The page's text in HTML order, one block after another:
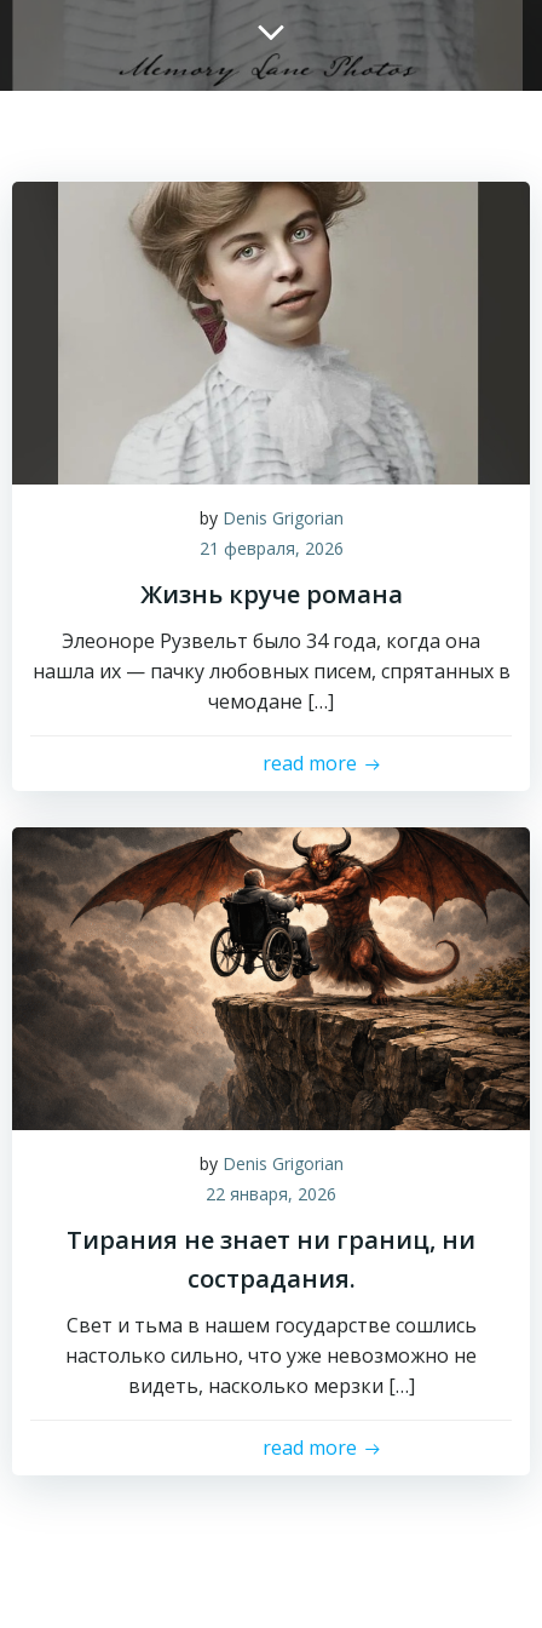
by Denis Grigorian
21 февраля, 2026
Жизнь круче романа
Элеоноре Рузвельт было 34 года, когда она
нашла их — пачку любовных писем, спрятанных в
чемодане […]
read more
by Denis Grigorian
22 января, 2026
Тирания не знает ни границ, ни
сострадания.
Свет и тьма в нашем государстве сошлись
настолько сильно, что уже невозможно не
видеть, насколько мерзки […]
read more